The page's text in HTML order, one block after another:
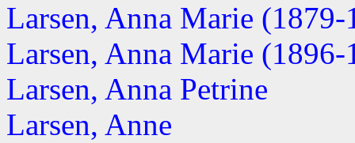
Larsen, Anna Marie (1879-
Larsen, Anna Marie (1896-
Larsen, Anna Petrine
Larsen, Anne